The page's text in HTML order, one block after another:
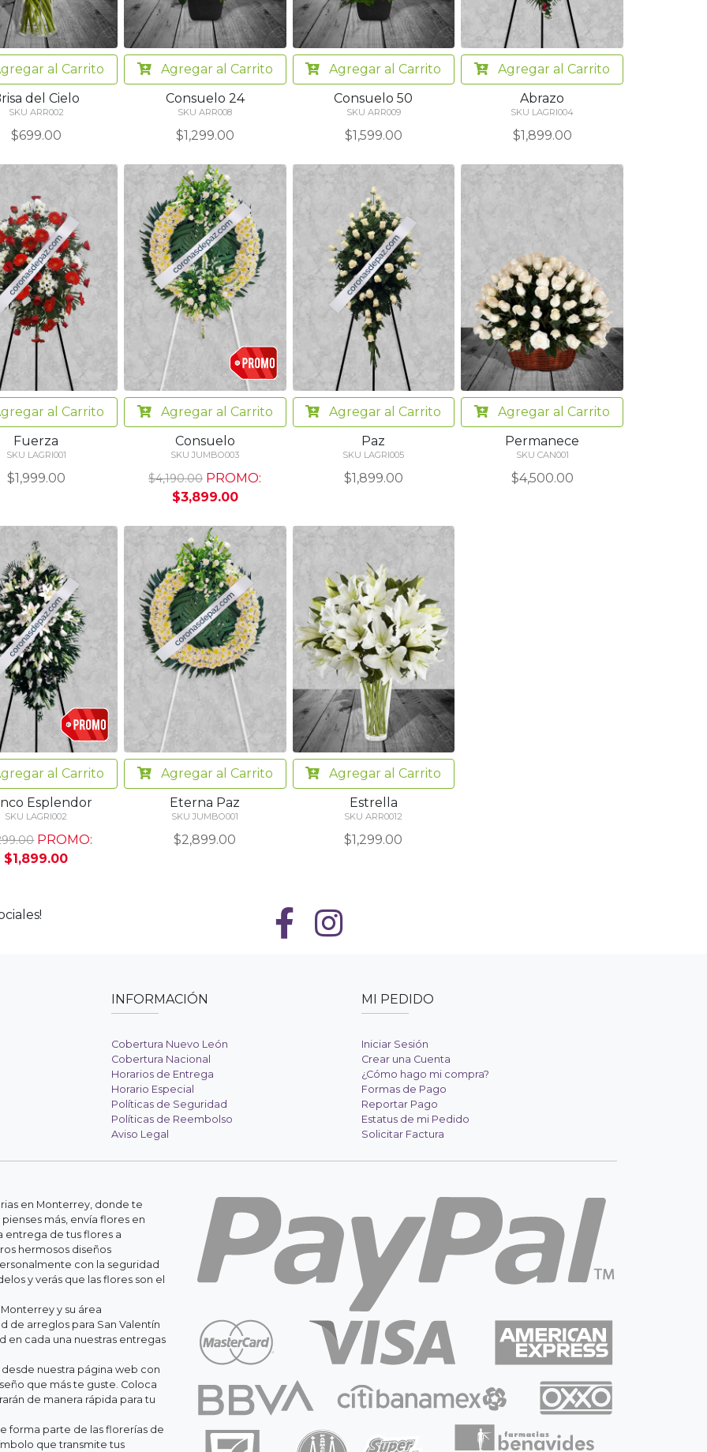
al Carrito
del Cielo
SKU ARR002
$699.00
Agregar al Carrito
Consuelo 24
SKU ARR008
$1,299.00
Agregaral Carrito
Consuelo 50
SKU ARR009
$1,599.00
Agregaral Carrito
Abrazo
SKU LAGRI004
$1,899.00
al Carrito
Fuerza
SKU LAGRI001
$1,999.00
Agregar al Carrito
Consuelo
SKU JUMBO003
$4,190.00 PROMO:
$3,899.00
Agregaral Carrito
Paz
SKU LAGRI005
$1,899.00
Agregaral Carrito
Permanece
SKU CAN001
$4,500.00
al Carrito
Esplendor
SKU LAGRI002
PROMO:
$1,899.00
Agregar al Carrito
Eterna Paz
SKU JUMBO001
$2,899.00
Agregaral Carrito
Estrella
SKU ARR0012
$1,299.00
INFORMACIÓN
Cobertura Nuevo León
Cobertura Nacional
Horarios de Entrega
Horario Especial
Políticas de Seguridad
Políticas de Reembolso
Aviso Legal
MI PEDIDO
Iniciar Sesión
Crear una Cuenta
¿Cómo hago mi compra?
Formas de Pago
Reportar Pago
Estatus de mi Pedido
Solicitar Factura
en Monterrey, donde te
más, envía flores en
entrega de tus flores a
hermosos diseños
con la seguridad
y verás que las flores son el
y su área
de arreglos para San Valentín
en cada una nuestras entregas
nuestra página web con
que más te guste. Coloca
de manera rápida para tu
forma parte de las florerías de
que transmite tus